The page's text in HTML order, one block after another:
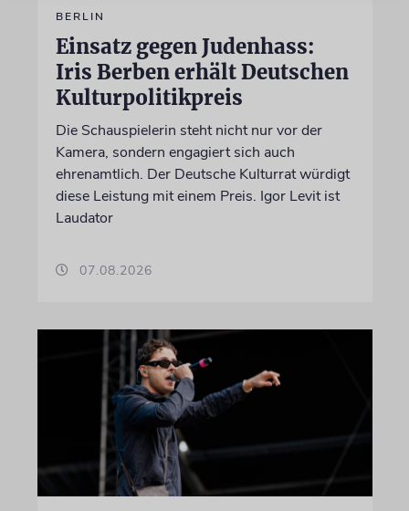
BERLIN
Einsatz gegen Judenhass:
Iris Berben erhält Deutschen
Kulturpolitikpreis
Die Schauspielerin steht nicht nur vor der
Kamera, sondern engagiert sich auch
ehrenamtlich. Der Deutsche Kulturrat würdigt
diese Leistung mit einem Preis. Igor Levit ist
Laudator
07.08.2026